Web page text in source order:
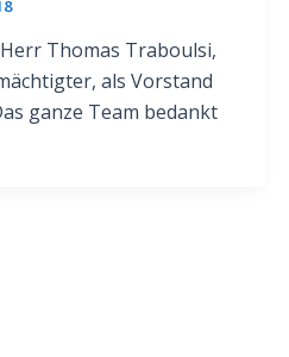
Thomas Traboulsi,
als Vorstand
ganze Team bedankt